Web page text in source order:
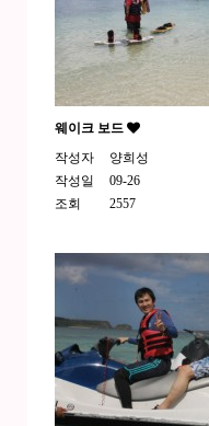
웨이크 보드
작성자
양희성
작성일
09-26
조회
2557